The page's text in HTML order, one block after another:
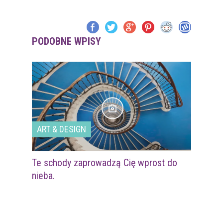
PODOBNE WPISY
ART & DESIGN
Te schody zaprowadzą Cię wprost do
nieba.